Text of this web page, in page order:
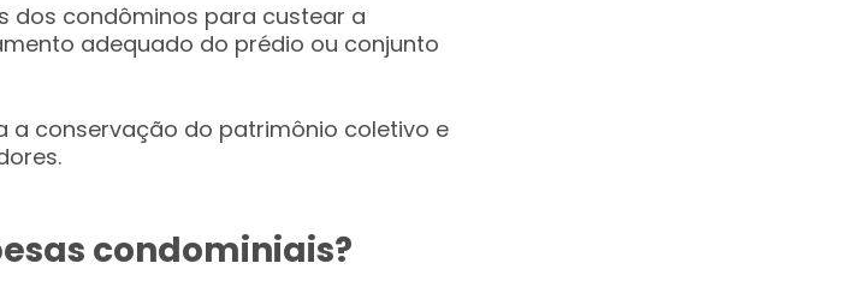
dos condôminos para custear a
adequado do prédio ou conjunto
a conservação do patrimônio coletivo e
condominiais?